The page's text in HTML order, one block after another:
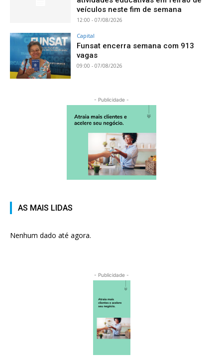
veículos neste fim de semana
12:00 - 07/08/2026
Capital
Funsat encerra semana com 913
vagas
09:00 - 07/08/2026
- Publicidade -
AS MAIS LIDAS
Nenhum dado até agora.
- Publicidade -